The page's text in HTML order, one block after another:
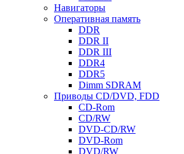
Навигаторы
Оперативная память
DDR
DDR II
DDR III
DDR4
DDR5
Dimm SDRAM
Приводы СD/DVD, FDD
CD-Rom
CD/RW
DVD-CD/RW
DVD-Rom
DVD/RW